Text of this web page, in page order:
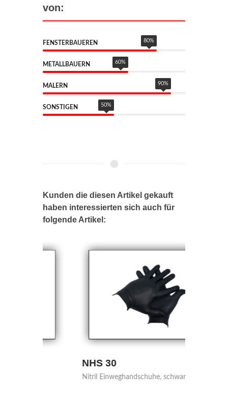
von:
FENSTERBAUEREN 80%
METALLBAUERN 60%
MALERN 90%
SONSTIGEN 50%
Kunden die diesen Artikel gekauft
haben interessierten sich auch für
folgende Artikel:
Nitril Einweghandschuhe, schwarz